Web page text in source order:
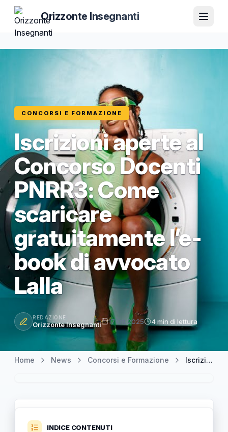
Orizzonte Insegnanti
CONCORSI E FORMAZIONE
Iscrizioni aperte al
Concorso Docenti
PNRR3: Come
scaricare
gratuitamente l’e-
book di avvocato
Lalla
REDAZIONE
Orizzonte Insegnanti 17 Ott 2025 4 min di lettura
Home News Concorsi e Formazione Iscrizioni aperte al Concorso Docenti PNRR3: Come scaricare gratuitamente l’e-book di avvocato Lalla
INDICE CONTENUTI